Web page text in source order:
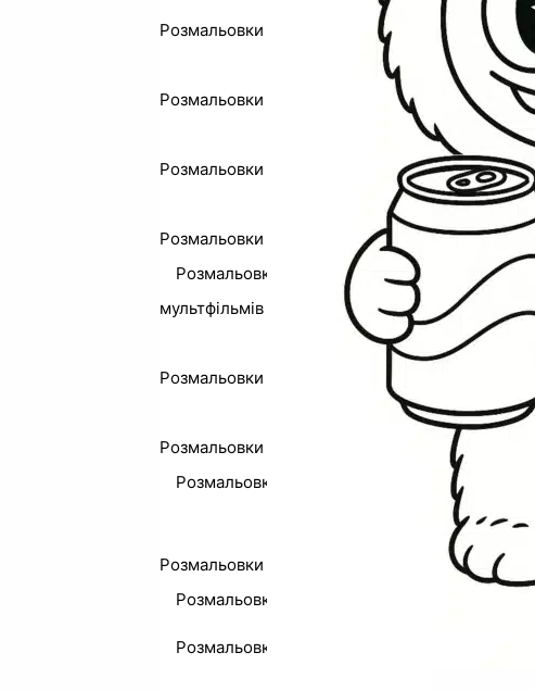
Розмальовки Майнкрафт
Розмальовки Покемони
Розмальовки Роблокс
Розмальовки Спрункі
Розмальовки з персонажами із
мультфільмів
Розмальовки Лабубу
Розмальовки Пушин
Розмальовки з технікою
Розмальовки машин
Розмальовки по номерам
Розмальовки природи